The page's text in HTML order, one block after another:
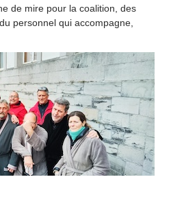
de mire pour la coalition, des
personnel qui accompagne,